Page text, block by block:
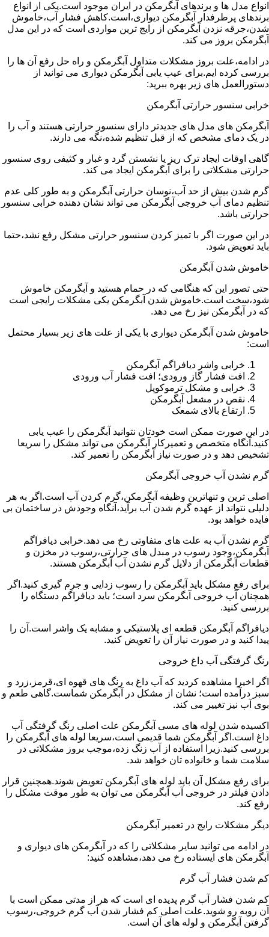
انواع مدل ها و برندهای آبگرمکن در ایران موجود است.یکی از انواع
برندهای پرطرفدار آبگرمکن دیواری،است.کاهش فشار آب،خاموش
شدن،جرقه نزدن آبگرمکن از رایج ترین مواردی است که در این مدل
آبگرمکن بروز می کند.
در ادامه،علت بروز مشکلات متداول آبگرمکن و راه حل رفع آن ها را
بررسی کرده ایم.برای عیب یابی آبگرمکن دیواری می توانید از
دستورالعمل های زیر بهره ببرید:
خرابی سنسور حرارتی آبگرمکن
آبگرمکن های مدل های جدیدتر دارای سنسور حرارتی هستند و آب را
در یک دمای مشخص که از قبل تنظیم شده،نگه می دارند.
گاهی اوقات ایجاد ترک ریز یا نشستن گرد و غبار و کثیفی روی سنسور
حرارتی مشکلاتی را برای آبگرمکن ایجاد می کند.
گرم شدن بیش از حد آب،نوسان حرارتی آبگرمکن و به طور کلی عدم
تنظیم دمای آب خروجی آبگرمکن می تواند نشان دهنده خرابی سنسور
حرارتی باشد.
در این صورت اگر با تمیز کردن سنسور حرارتی مشکل رفع نشد،حتما
باید تعویض شود.
خاموش شدن آبگرمکن
حتی تصور این که هنگامی که در حمام هستید و آبگرمکن خاموش
شود،سخت است.خاموش شدن آبگرمکن یکی مشکلات رایجی است
که در آبگرمکن نیز رخ می دهد.
خاموش شدن آبگرمکن دیواری با یکی از علت های زیر بسیار محتمل
است:
خرابی واشر دیافراگم آبگرمکن
افت فشار گاز ورودی؛ افت فشار آب ورودی
خرابی و مشکل ترموکوپل
نقص در مشعل آبگرمکن
ارتفاع بالای شمعک
در این صورت ممکن است خودتان نتوانید آبگرمکن را عیب یابی
کنید.آنگاه متخصص و تعمیرکار آبگرمکن می تواند مشکل را سریعا
تشخیص دهد و در صورت نیاز آبگرمکن را تعمیر کند.
گرم نشدن آب خروجی آبگرمکن
اصلی ترین و تنهاترین وظیفه آبگرمکن،گرم کردن آب است.اگر به هر
دلیلی نتواند از عهده گرم شدن آب برآید،آنگاه وجودش در ساختمان بی
فایده خواهد بود.
گرم نشدن آب به علت های متفاوتی رخ می دهد.خرابی دیافراگم
آبگرمکن،وجود رسوب در مبدل های حرارتی،رسوب در مخزن و
قطعات آبگرمکن از دلایل گرم نشدن آب آبگرمکن هستند.
برای رفع مشکل باید آبگرمکن را رسوب زدایی و جرم گیری کنید.اگر
همچنان آب خروجی آبگرمکن سرد است؛ باید دیافراگم دستگاه را
بررسی کنید.
دیافراگم آبگرمکن قطعه ای پلاستیکی و مشابه یک واشر است.آن را
پیدا کنید و در صورت نیاز آن را تعویض کنید.
رنگ گرفتگی آب داغ خروجی
اگر اخیرا مشاهده کردید که آب داغ به رنگ های قهوه ای،قرمز،زرد و
سبز درآمده است؛ نشان از مشکل در آبگرمکن شماست.گاهی طعم و
بوی آب نیز تغییر می کند.
اکسیده شدن لوله های مسی آبگرمکن علت اصلی رنگ گرفتگی آب
داغ است.اگر آبگرمکن شما قدیمی است،سریعا لوله های آبگرمکن را
بررسی کنید.زیرا استفاده از آب زنگ زده،موجب بروز مشکلاتی در
سلامت شما و خانواده تان خواهد شد.
برای رفع مشکل آن باید لوله های آبگرمکن تعویض شوند.همچنین قرار
دادن فیلتر در خروجی آب آبگرمکن می توان به طور موقت مشکل را
رفع کند.
دیگر مشکلات رایج در تعمیر آبگرمکن
در ادامه می توانید سایر مشکلاتی را که در آبگرمکن های دیواری و
آبگرمکن های ایستاده رخ می دهد،مشاهده کنید:
کم شدن فشار آب گرم
کم شدن فشار آب گرم پدیده ای است که هر از مدتی ممکن است با
آن روبه رو شوید.علت اصلی کم فشار شدن آب گرم خروجی،رسوب
گرفتن آبگرمکن و لوله های آن است.